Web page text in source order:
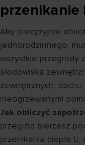
przenikanie
Aby precyzyjnie
jednorodzinnego,
wszystkie przegrody
środowiska
zewnętrznych,
nieogrzewanymi
Jak obliczyć
przegród bierzesz
przenikania ciepła